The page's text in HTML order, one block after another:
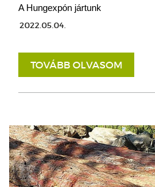
A Hungexpón jártunk
2022.05.04.
TOVÁBB OLVASOM